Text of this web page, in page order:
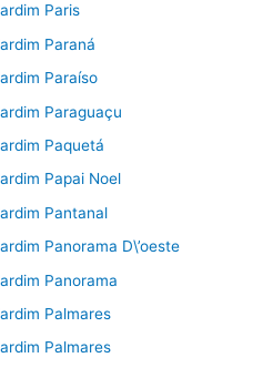
Paris
Paraná
Paraíso
Paraguaçu
Paquetá
Papai Noel
Pantanal
Panorama D\’oeste
Panorama
Palmares
Palmares